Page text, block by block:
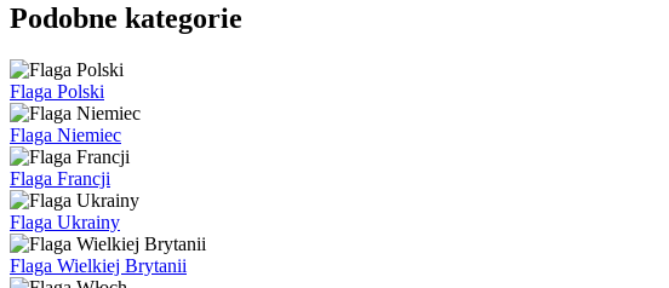
Podobne kategorie
Flaga Polski
Flaga Niemiec
Flaga Francji
Flaga Ukrainy
Flaga Wielkiej Brytanii